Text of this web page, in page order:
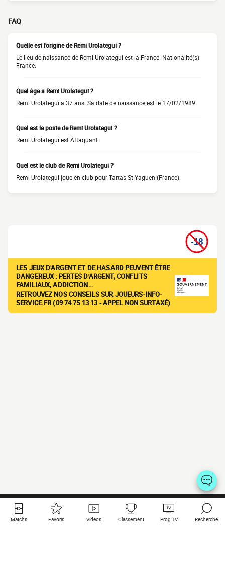
FAQ
Quelle est l'origine de Remi Urolategui ?
Le lieu de naissance de Remi Urolategui est la France. Nationalité(s):
France.
Quel âge a Remi Urolategui ?
Remi Urolategui a 37 ans. Sa date de naissance est le 17/02/1989.
Quel est le poste de Remi Urolategui ?
Remi Urolategui est Attaquant.
Quel est le club de Remi Urolategui ?
Remi Urolategui joue en club pour Tartas-St Yaguen (France).
LES JEUX D'ARGENT ET DE HASARD PEUVENT ÊTRE
DANGEREUX : PERTES D'ARGENT, CONFLITS
FAMILIAUX, ADDICTION…
RETROUVEZ NOS CONSEILS SUR JOUEURS-INFO-
SERVICE.FR (09 74 75 13 13 - APPEL NON SURTAXÉ)
Matchs Favoris Vidéos Classement Prog TV Recherche